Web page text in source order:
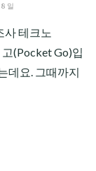
일
사 테크노
(Pocket Go)입
데요. 그때까지